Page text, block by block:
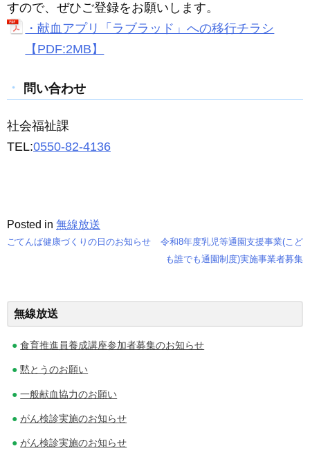
すので、ぜひご登録をお願いします。
・献血アプリ「ラブラッド」への移行チラシ
【PDF:2MB】
問い合わせ
社会福祉課
TEL:0550-82-4136
Posted in 無線放送
ナ
シ
ョ
ごてんば健康づくりの日のお知らせ
令和8年度乳児等通園支援事業(こど
も誰でも通園制度)実施事業者募集
無線放送
食育推進員養成講座参加者募集のお知らせ
黙とうのお願い
一般献血協力のお願い
がん検診実施のお知らせ
がん検診実施のお知らせ